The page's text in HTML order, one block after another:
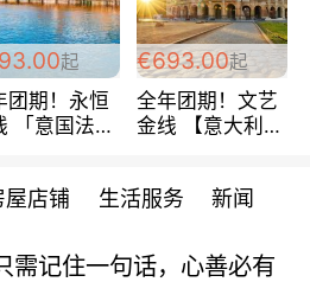
起
团期！永恒
「意国法
天起 ~包拼房
€693.00起
全年团期！文艺
金线 【意大利一
每周铁发！
屋店铺 生活服务 新闻
需记住一句话，心善必有